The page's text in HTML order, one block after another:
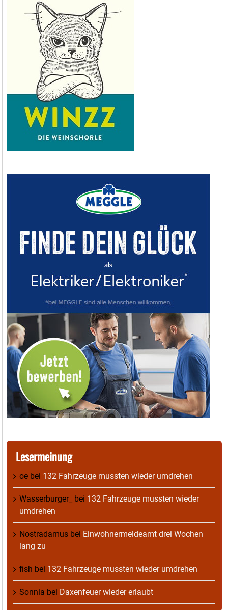
Lesermeinung
oe bei 132 Fahrzeuge mussten wieder umdrehen
Wasserburger_ bei 132 Fahrzeuge mussten wieder
umdrehen
Nostradamus bei Einwohnermeldeamt drei Wochen
lang zu
fish bei 132 Fahrzeuge mussten wieder umdrehen
Sonnia bei Daxenfeuer wieder erlaubt